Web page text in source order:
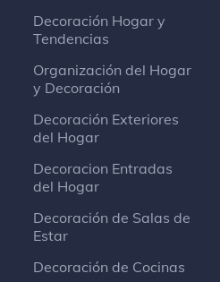
Decoración Hogar y
Tendencias
Organización del Hogar
y Decoración
Decoración Exteriores
del Hogar
Decoracion Entradas
del Hogar
Decoración de Salas de
Estar
Decoración de Cocinas